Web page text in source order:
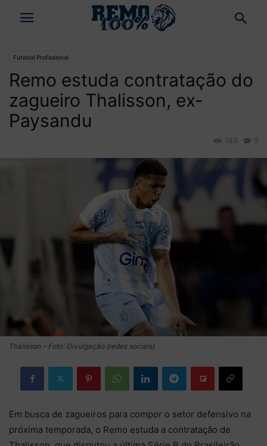
Futebol Profissional
Remo estuda contratação do
zagueiro Thalisson, ex-
Paysandu
9
743
Thalisson – Foto: Divulgação (redes sociais)
Em busca de zagueiros para compor o setor defensivo na
próxima temporada, o Remo estuda a contratação de